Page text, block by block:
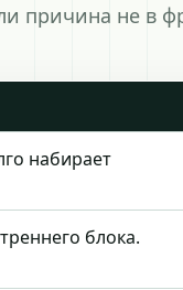
причина не в
набирает
блока.